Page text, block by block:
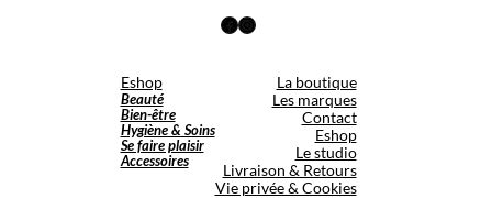
Facebook
Instagram
Eshop
Beauté
Bien-être
Hygiène & Soins
Se faire plaisir
Accessoires
La boutique
Les marques
Contact
Eshop
Le studio
Livraison & Retours
Vie privée & Cookies